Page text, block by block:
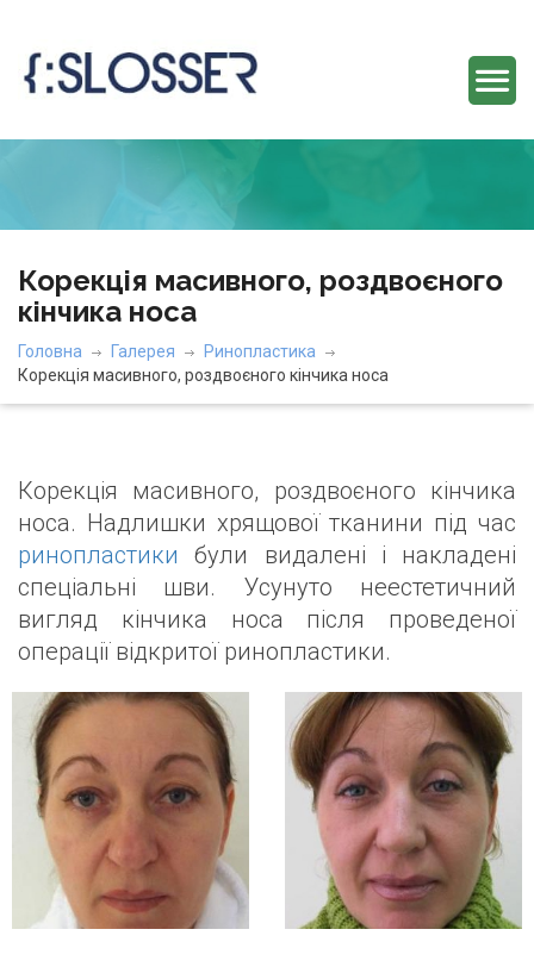
Корекція масивного, роздвоєного
кінчика носа
Головна Галерея
Ринопластика
Корекція масивного, роздвоєного кінчика носа
Корекція масивного, роздвоєного кінчика
носа. Надлишки хрящової тканини під час
ринопластики були видалені і накладені
спеціальні шви. Усунуто неестетичний
вигляд кінчика носа після проведеної
операції відкритої ринопластики.